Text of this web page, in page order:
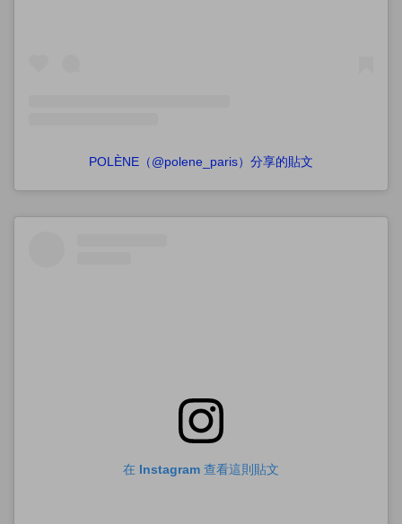
POLÈNE（@polene_paris）分享的貼文
在 Instagram 查看這則貼文